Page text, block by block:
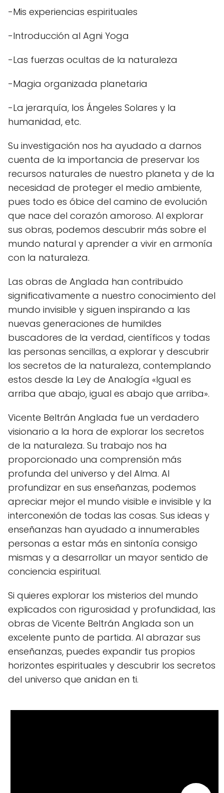
-Mis experiencias espirituales
-Introducción al Agni Yoga
-Las fuerzas ocultas de la naturaleza
-Magia organizada planetaria
-La jerarquía, los Ángeles Solares y la
humanidad, etc.
Su investigación nos ha ayudado a darnos
cuenta de la importancia de preservar los
recursos naturales de nuestro planeta y de la
necesidad de proteger el medio ambiente,
pues todo es óbice del camino de evolución
que nace del corazón amoroso. Al explorar
sus obras, podemos descubrir más sobre el
mundo natural y aprender a vivir en armonía
con la naturaleza.
Las obras de Anglada han contribuido
significativamente a nuestro conocimiento del
mundo invisible y siguen inspirando a las
nuevas generaciones de humildes
buscadores de la verdad, científicos y todas
las personas sencillas, a explorar y descubrir
los secretos de la naturaleza, contemplando
estos desde la Ley de Analogía «Igual es
arriba que abajo, igual es abajo que arriba».
Vicente Beltrán Anglada fue un verdadero
visionario a la hora de explorar los secretos
de la naturaleza. Su trabajo nos ha
proporcionado una comprensión más
profunda del universo y del Alma. Al
profundizar en sus enseñanzas, podemos
apreciar mejor el mundo visible e invisible y la
interconexión de todas las cosas. Sus ideas y
enseñanzas han ayudado a innumerables
personas a estar más en sintonía consigo
mismas y a desarrollar un mayor sentido de
conciencia espiritual.
Si quieres explorar los misterios del mundo
explicados con rigurosidad y profundidad, las
obras de Vicente Beltrán Anglada son un
excelente punto de partida. Al abrazar sus
enseñanzas, puedes expandir tus propios
horizontes espirituales y descubrir los secretos
del universo que anidan en ti.